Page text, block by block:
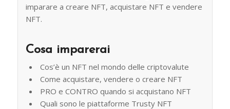
imparare a creare NFT, acquistare NFT e vendere
NFT.
Cosa imparerai
Cos’è un NFT nel mondo delle criptovalute
Come acquistare, vendere o creare NFT
PRO e CONTRO quando si acquistano NFT
Quali sono le piattaforme Trusty NFT